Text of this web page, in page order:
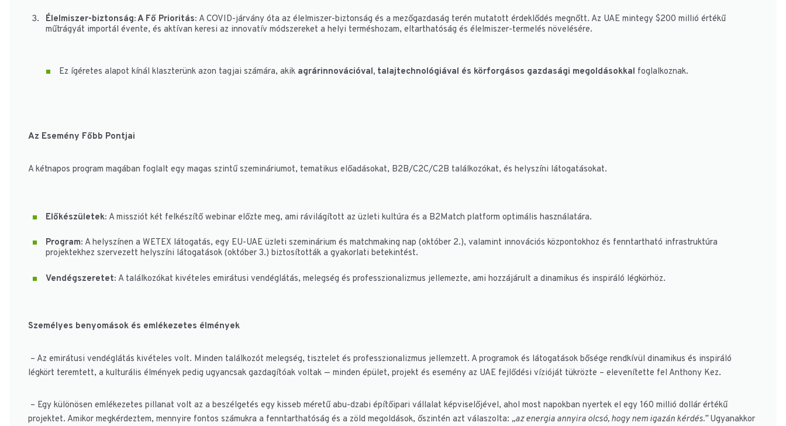
Élelmiszer-biztonság: A Fő Prioritás: A COVID-járvány óta az élelmiszer-biztonság és a mezőgazdaság terén mutatott érdeklődés megnőtt. Az UAE mintegy $200 millió értékű
műtrágyát importál évente, és aktívan keresi az innovatív módszereket a helyi terméshozam, eltarthatóság és élelmiszer-termelés növelésére.
Ez ígéretes alapot kínál klaszterünk azon tagjai számára, akik agrárinnovációval, talajtechnológiával és körforgásos gazdasági megoldásokkal foglalkoznak.
Az Esemény Főbb Pontjai
A kétnapos program magában foglalt egy magas szintű szemináriumot, tematikus előadásokat, B2B/C2C/C2B találkozókat, és helyszíni látogatásokat.
Előkészületek: A missziót két felkészítő webinar előzte meg, ami rávilágított az üzleti kultúra és a B2Match platform optimális használatára.
Program: A helyszínen a WETEX látogatás, egy EU-UAE üzleti szeminárium és matchmaking nap (október 2.), valamint innovációs központokhoz és fenntartható infrastruktúra
projektekhez szervezett helyszíni látogatások (október 3.) biztosították a gyakorlati betekintést.
Vendégszeretet: A találkozókat kivételes emirátusi vendéglátás, melegség és professzionalizmus jellemezte, ami hozzájárult a dinamikus és inspiráló légkörhöz.
Személyes benyomások és emlékezetes élmények
– Az emirátusi vendéglátás kivételes volt. Minden találkozót melegség, tisztelet és professzionalizmus jellemzett. A programok és látogatások bősége rendkívül dinamikus és inspiráló
légkört teremtett, a kulturális élmények pedig ugyancsak gazdagítóak voltak — minden épület, projekt és esemény az UAE fejlődési vízióját tükrözte – elevenítette fel Anthony Kez.
– Egy különösen emlékezetes pillanat volt az a beszélgetés egy kisseb méretű abu-dzabi építőipari vállalat képviselőjével, ahol most napokban nyertek el egy 160 millió dollár értékű
projektet. Amikor megkérdeztem, mennyire fontos számukra a fenntarthatóság és a zöld megoldások, őszintén azt válaszolta: „az energia annyira olcsó, hogy nem igazán kérdés.”Ugyanakkor